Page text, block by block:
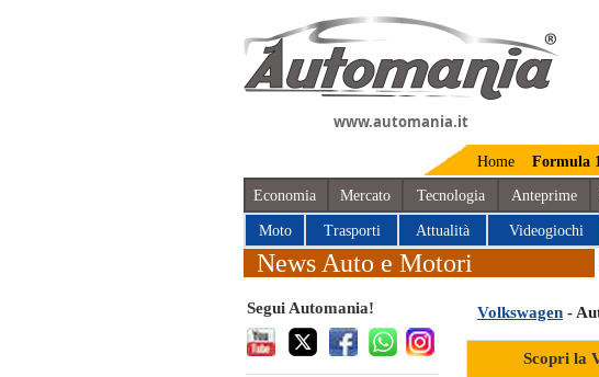
www.automania.it
Home Formula
Economia Mercato Tecnologia Anteprime
Moto Trasporti Attualità Videogiochi
News Auto e Motori
Segui Automania! Volkswagen -
Scopri la